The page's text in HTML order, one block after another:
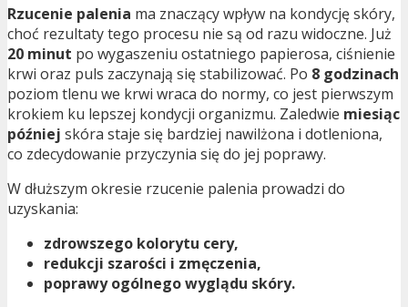
Rzucenie palenia ma znaczący wpływ na kondycję skóry,
choć rezultaty tego procesu nie są od razu widoczne. Już
20 minut po wygaszeniu ostatniego papierosa, ciśnienie
krwi oraz puls zaczynają się stabilizować. Po 8 godzinach
poziom tlenu we krwi wraca do normy, co jest pierwszym
krokiem ku lepszej kondycji organizmu. Zaledwie miesiąc
później skóra staje się bardziej nawilżona i dotleniona,
co zdecydowanie przyczynia się do jej poprawy.
W dłuższym okresie rzucenie palenia prowadzi do
uzyskania:
zdrowszego kolorytu cery,
redukcji szarości i zmęczenia,
poprawy ogólnego wyglądu skóry.